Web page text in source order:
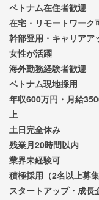
ベトナム在住者歓迎
在宅・リモートワーク
幹部登用・キャリアア
女性が活躍
海外勤務経験者歓迎
ベトナム現地採用
年収600万円・月給
上
土日完全休み
残業月20時間以内
業界未経験可
積極採用（2名以上募集
スタートアップ・成長